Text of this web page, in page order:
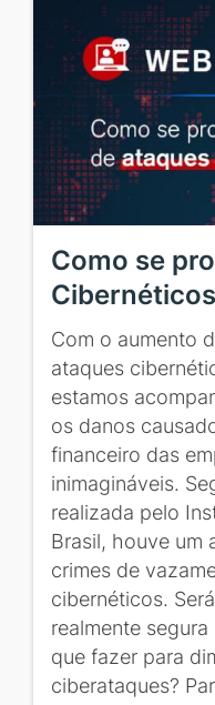
Como se
Cibernéticos
Com o aumento
ataques
estamos
os danos
financeiro das
inimagináveis.
realizada pelo
Brasil, houve um
crimes de
cibernéticos.
realmente
que fazer para
ciberataques?